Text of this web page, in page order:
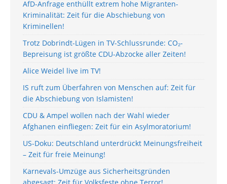
AfD-Anfrage enthüllt extrem hohe Migranten-
Kriminalität: Zeit für die Abschiebung von
Kriminellen!
Trotz Dobrindt-Lügen in TV-Schlussrunde: CO₂-
Bepreisung ist größte CDU-Abzocke aller Zeiten!
Alice Weidel live im TV!
IS ruft zum Überfahren von Menschen auf: Zeit für
die Abschiebung von Islamisten!
CDU & Ampel wollen nach der Wahl wieder
Afghanen einfliegen: Zeit für ein Asylmoratorium!
US-Doku: Deutschland unterdrückt Meinungsfreiheit
– Zeit für freie Meinung!
Karnevals-Umzüge aus Sicherheitsgründen
abgesagt: Zeit für Volksfeste ohne Terror!